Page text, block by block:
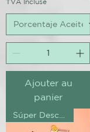
Ajouter au
panier